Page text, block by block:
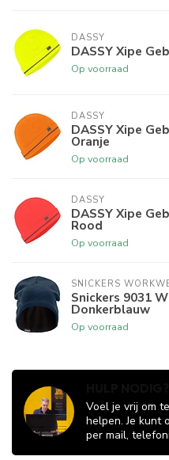
DASSY
DASSY Xipe
Op voorraad
DASSY
DASSY Xipe
Oranje
Op voorraad
DASSY
DASSY Xipe
Rood
Op voorraad
SNICKERS
Snickers 9031
Donkerblauw
Op voorraad
Voel je vrij om
helpen. Je kunt
per mail,